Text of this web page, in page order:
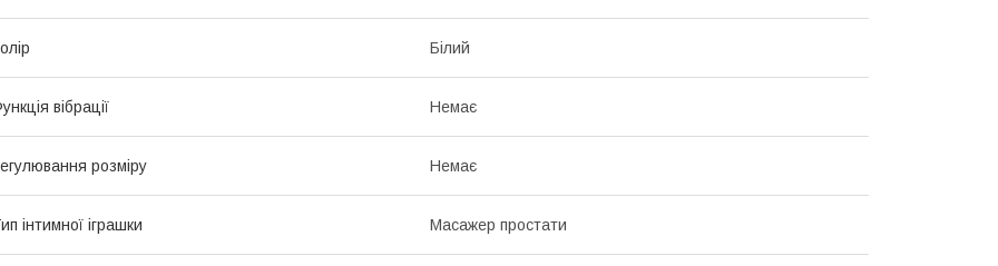
Білий
вібрації Немає
розміру Немає
інтимної іграшки Масажер простати